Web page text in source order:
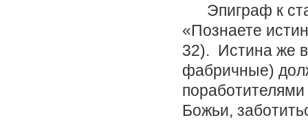
Эпиграф к
«Познаете
32). Истина же
фабричные)
Божьи,